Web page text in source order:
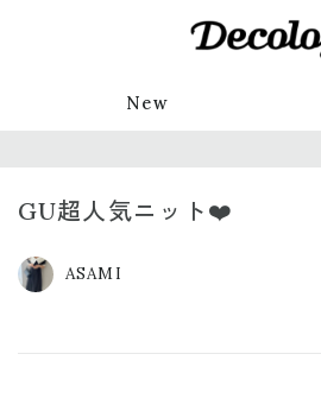
New
GU超人気ニット❤️
ASAMI